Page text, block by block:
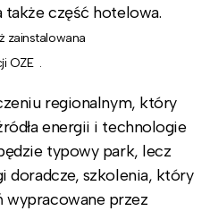
część hotelowa.
zainstalowana
OZE .
regionalnym, który
energii i technologie
typowy park, lecz
doradcze, szkolenia, który
wypracowane przez